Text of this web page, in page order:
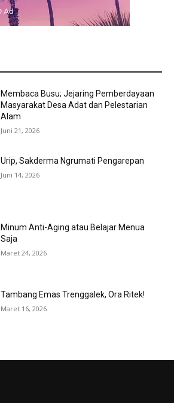
Membaca Busu; Jejaring Pemberdayaan
Masyarakat Desa Adat dan Pelestarian
Alam
Juni 21, 2026
Urip, Sakderma Ngrumati Pengarepan
Juni 14, 2026
Minum Anti-Aging atau Belajar Menua
Saja
Maret 24, 2026
Tambang Emas Trenggalek, Ora Ritek!
Maret 16, 2026